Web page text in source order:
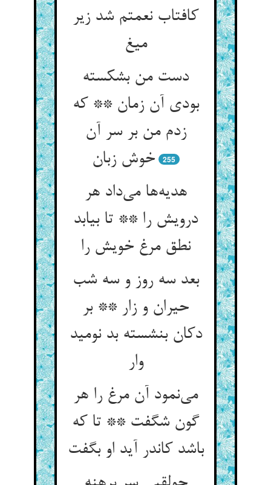
کافتاب نعمتم شد زیر
میغ‌‌
دست من بشکسته
بودی آن زمان ** که
زدم من بر سر آن
خوش زبان‌‌
255
هدیه‌‌ها می‌‌داد هر
درویش را ** تا بیابد
نطق مرغ خویش را
بعد سه روز و سه شب
حیران و زار ** بر
دکان بنشسته بد نومید
وار
می‌‌نمود آن مرغ را هر
گون شگفت ** تا که
باشد کاندر آید او بگفت‌‌